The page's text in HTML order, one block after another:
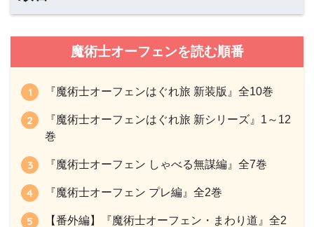
魔術士オーフェンを読む順番
『魔術士オーフェンはぐれ旅 新装版』全10巻
『魔術士オーフェンはぐれ旅 新シリーズ』1～12
巻
『魔術士オーフェン しゃべる無謀編』全7巻
『魔術士オーフェン プレ編』全2巻
【番外編】『魔術士オーフェン・まわり道』全2